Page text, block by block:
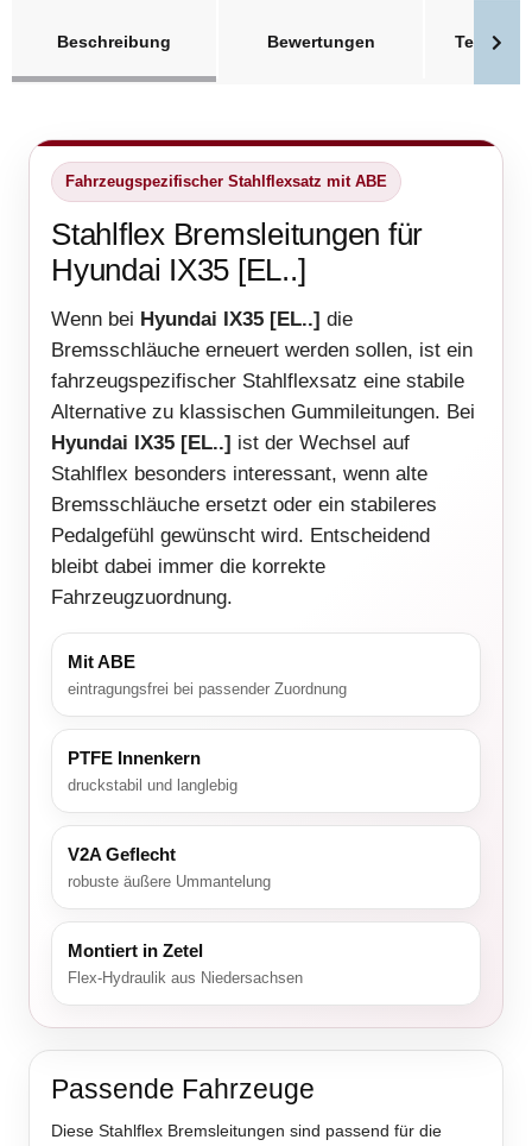
Beschreibung
Bewertungen
Fahrzeugspezifischer Stahlflexsatz mit ABE
Stahlflex Bremsleitungen für
Hyundai IX35 [EL..]
Wenn bei Hyundai IX35 [EL..] die
Bremsschläuche erneuert werden sollen, ist ein
fahrzeugspezifischer Stahlflexsatz eine stabile
Alternative zu klassischen Gummileitungen. Bei
Hyundai IX35 [EL..] ist der Wechsel auf
Stahlflex besonders interessant, wenn alte
Bremsschläuche ersetzt oder ein stabileres
Pedalgefühl gewünscht wird. Entscheidend
bleibt dabei immer die korrekte
Fahrzeugzuordnung.
Mit ABE
eintragungsfrei bei passender Zuordnung
PTFE Innenkern
druckstabil und langlebig
V2A Geflecht
robuste äußere Ummantelung
Montiert in Zetel
Flex-Hydraulik aus Niedersachsen
Passende Fahrzeuge
Diese Stahlflex Bremsleitungen sind passend für die